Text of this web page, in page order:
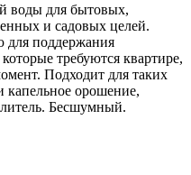
воды для бытовых,
и садовых целей.
для поддержания
требуются квартире,
Подходит для таких
капельное орошение,
Бесшумный.